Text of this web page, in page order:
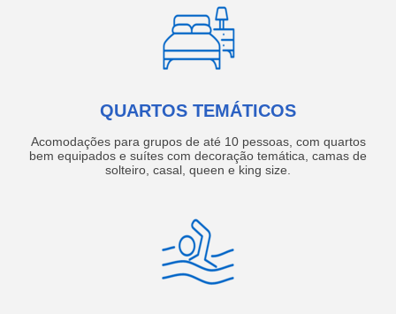
QUARTOS TEMÁTICOS
Acomodações para grupos de até 10 pessoas, com quartos
bem equipados e suítes com decoração temática, camas de
solteiro, casal, queen e king size.